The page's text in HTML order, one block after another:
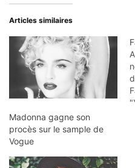
Articles similaires
Madonna gagne son
procès sur le sample de
Vogue